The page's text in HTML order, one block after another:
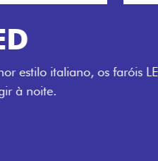
O
LUGARES